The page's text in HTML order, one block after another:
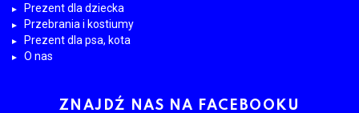
Prezent dla dziecka
Przebrania i kostiumy
Prezent dla psa, kota
O nas
ZNAJDŹ NAS NA FACEBOOKU